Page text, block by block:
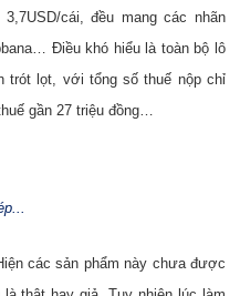
cái, đều mang các nhãn
Điều khó hiểu là toàn bộ lô
trót lọt, với tổng số thuế nộp chỉ
gần 27 triệu đồng…
các sản phẩm này chưa được